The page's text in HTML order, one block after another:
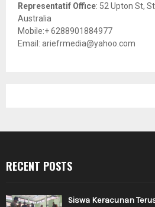
Representatif Office: 52 Upton St,
Australia
Mobile:+ 6288901884977
Email: ariefrmedia@yahoo.com
RECENT POSTS
Siswa Keracunan